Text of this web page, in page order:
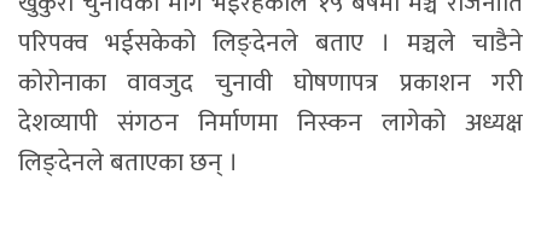
परिपक्व भईसकेको लिङ्देनले बताए । मञ्चले चाडैने
कोरोनाका वावजुद चुनावी घोषणापत्र प्रकाशन गरी
देशव्यापी संगठन निर्माणमा निस्कन लागेको अध्यक्ष
लिङ्देनले बताएका छन् ।